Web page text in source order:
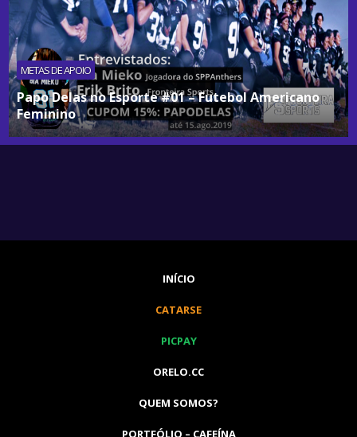
METAS DE APOIO
Papo Delas no Esporte #01 – Futebol Americano
Feminino
INÍCIO
CATARSE
PICPAY
ORELO.CC
QUEM SOMOS?
PORTFÓLIO – CAFEÍNA